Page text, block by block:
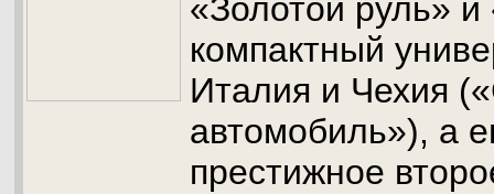
«Золотой руль»
компактный
Италия и Чехия
автомобиль»), а
престижное